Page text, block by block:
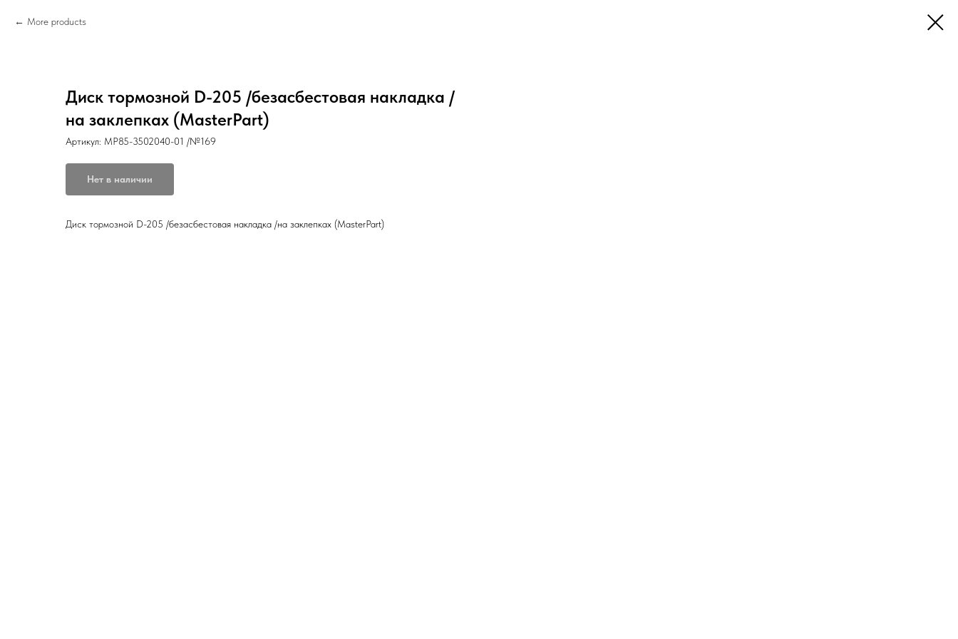
More products
Диск тормозной D-205 /безасбестовая накладка /
на заклепках (МasterPart)
Артикул: МР85-3502040-01 /№169
Нет в наличии
Диск тормозной D-205 /безасбестовая накладка /на заклепках (МasterPart)